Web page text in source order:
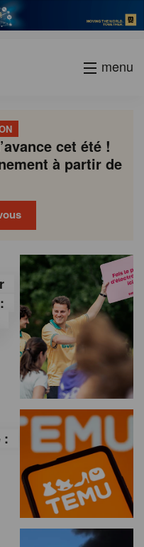
menu
cet été !
à partir de
: